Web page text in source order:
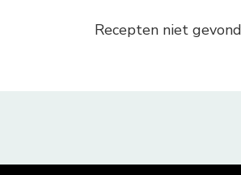
Recepten niet